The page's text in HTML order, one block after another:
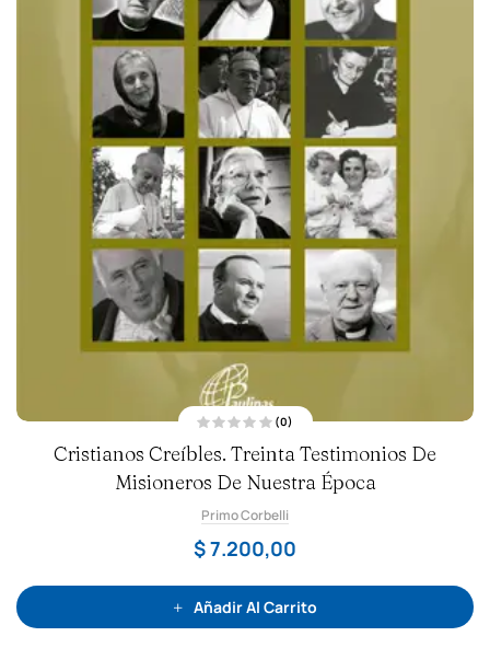
a
l
r
d
o
o
n
d
5
(0)
Cristianos Creíbles. Treinta Testimonios De
Misioneros De Nuestra Época
Primo Corbelli
$7.200,00
Añadir Al Carrito